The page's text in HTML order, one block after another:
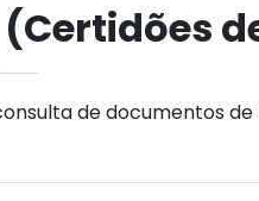
(Certidões
de documentos de